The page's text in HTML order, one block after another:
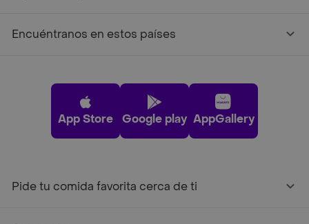
Encuéntranos en estos países
App Store Google play AppGallery
Pide tu comida favorita cerca de ti